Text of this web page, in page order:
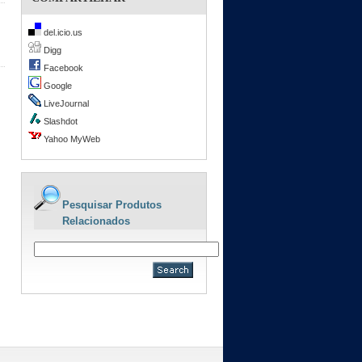
del.icio.us
Digg
Facebook
Google
LiveJournal
Slashdot
Yahoo MyWeb
Pesquisar Produtos
Relacionados